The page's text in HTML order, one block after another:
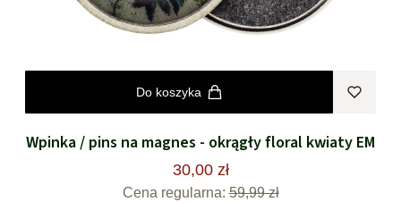
Do koszyka
Wpinka / pins na magnes - okrągły floral kwiaty EM
30,00 zł
Cena regularna: 59,99 zł